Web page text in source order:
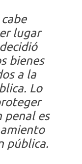
lugar
bienes
a la
Lo
penal es
pública.